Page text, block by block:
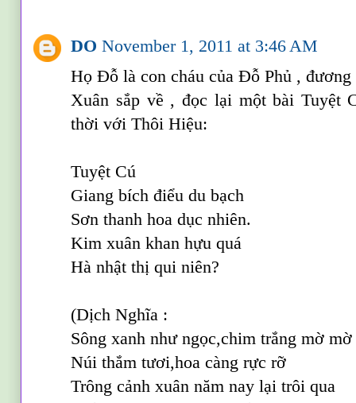
DO November 1, 2011 at 3:46 AM
Họ Đỗ là con cháu của Đỗ Phủ ,
Xuân sắp về , đọc lại một bài Tuyệt
thời với Thôi Hiệu:
Tuyệt Cú
Giang bích điểu du bạch
Sơn thanh hoa dục nhiên.
Kim xuân khan hựu quá
Hà nhật thị qui niên?
(Dịch Nghĩa :
Sông xanh như ngọc,chim trắng mờ mờ
Núi thắm tươi,hoa càng rực rỡ
Trông cảnh xuân năm nay lại trôi qua